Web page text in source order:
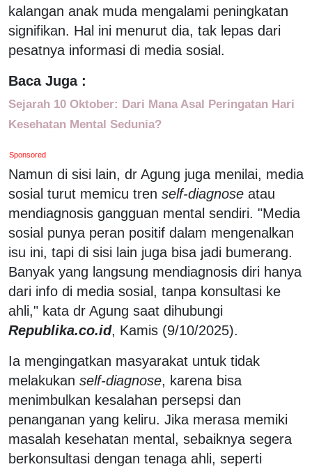
kalangan anak muda mengalami peningkatan
signifikan. Hal ini menurut dia, tak lepas dari
pesatnya informasi di media sosial.
Baca Juga :
Sejarah 10 Oktober: Dari Mana Asal Peringatan Hari
Kesehatan Mental Sedunia?
Sponsored
Namun di sisi lain, dr Agung juga menilai, media
sosial turut memicu tren self-diagnose atau
mendiagnosis gangguan mental sendiri. "Media
sosial punya peran positif dalam mengenalkan
isu ini, tapi di sisi lain juga bisa jadi bumerang.
Banyak yang langsung mendiagnosis diri hanya
dari info di media sosial, tanpa konsultasi ke
ahli," kata dr Agung saat dihubungi
Republika.co.id, Kamis (9/10/2025).
Ia mengingatkan masyarakat untuk tidak
melakukan self-diagnose, karena bisa
menimbulkan kesalahan persepsi dan
penanganan yang keliru. Jika merasa memiki
masalah kesehatan mental, sebaiknya segera
berkonsultasi dengan tenaga ahli, seperti